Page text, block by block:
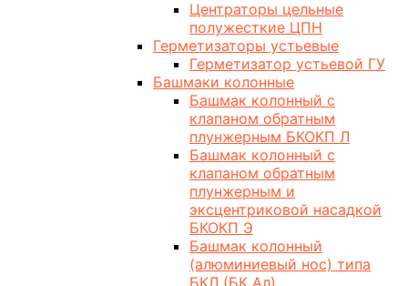
Центраторы цельные
полужесткие ЦПН
Герметизаторы устьевые
Герметизатор устьевой ГУ
Башмаки колонные
Башмак колонный с
клапаном обратным
плунжерным БКОКП Л
Башмак колонный с
клапаном обратным
плунжерным и
эксцентриковой насадкой
БКОКП Э
Башмак колонный
(алюминиевый нос) типа